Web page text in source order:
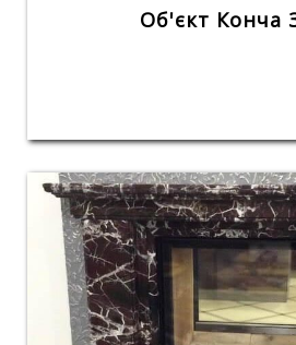
Об'єкт Конча